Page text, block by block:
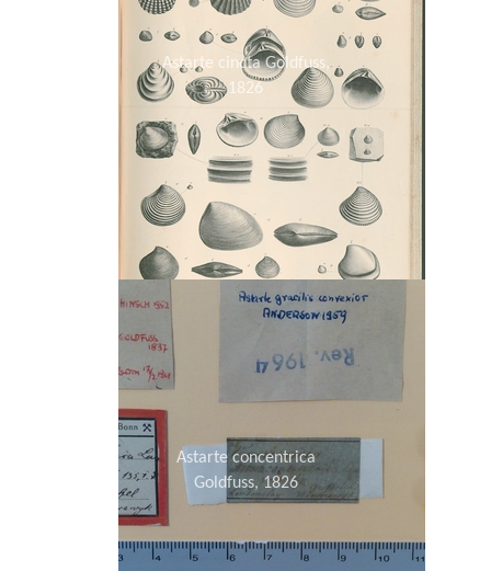
Astarte cincta Goldfuss,
1826
Astarte concentrica
Goldfuss, 1826